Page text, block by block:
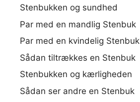
Stenbukken og sundhed
Par med en mandlig Stenbuk
Par med en kvindelig Stenbuk
Sådan tiltrækkes en Stenbuk
Stenbukken og kærligheden
Sådan ser andre en Stenbuk